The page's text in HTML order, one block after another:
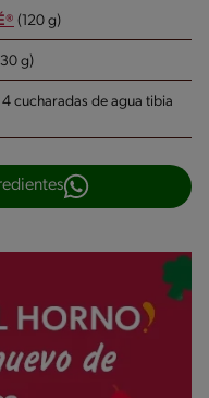
(120 g)
g)
cucharadas de agua tibia